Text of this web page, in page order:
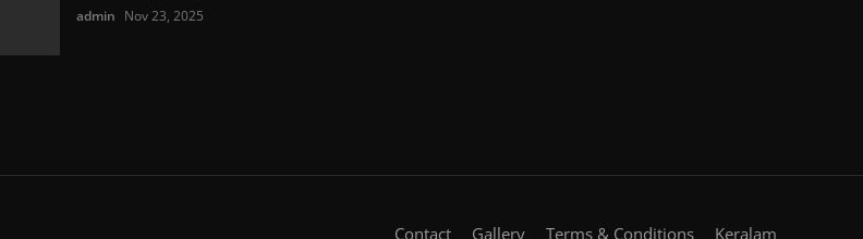
admin Nov 23, 2025
Contact Gallery Terms & Conditions Keralam